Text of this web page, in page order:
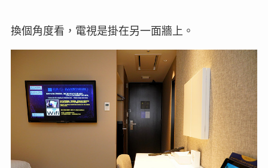
換個角度看，電視是掛在另一面牆上。